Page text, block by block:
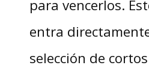
para vencerlos.
entra
selección de